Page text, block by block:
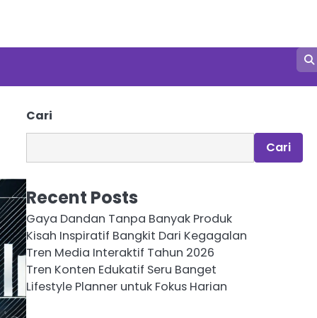
Cari
Cari
Recent Posts
Gaya Dandan Tanpa Banyak Produk
Kisah Inspiratif Bangkit Dari Kegagalan
Tren Media Interaktif Tahun 2026
Tren Konten Edukatif Seru Banget
Lifestyle Planner untuk Fokus Harian